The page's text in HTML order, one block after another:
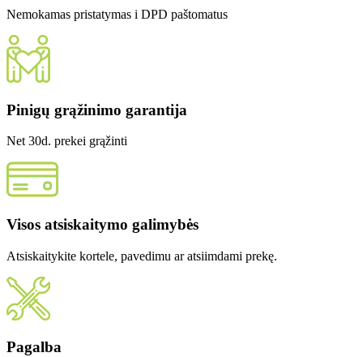
Nemokamas pristatymas i DPD paštomatus
Pinigų grąžinimo garantija
Net 30d. prekei grąžinti
Visos atsiskaitymo galimybės
Atsiskaitykite kortele, pavedimu ar atsiimdami prekę.
Pagalba